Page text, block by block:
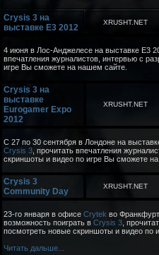
Crysis 3 на
выставке E3 2012
XRUSHT.NET
4 июня в Лос-Анджелесе на выставке E3
впечатления журналистов, интервью с
игре Вы сможете на нашем сайте.
Crysis 3 на
выставке
Eurogamer Expo
2012
XRUSHT.NET
С 27 по 30 сентября в Лондоне на
Crysis 3 , прочитать впечатления
скриншоты и видео по игре Вы сможете
Crysis 3
Community Day
XRUSHT.NET
23-го января в офисе Crytek во
возможность поиграть в Crysis 3 ,
посмотреть новые скриншоты и видео по
Читать дальше...